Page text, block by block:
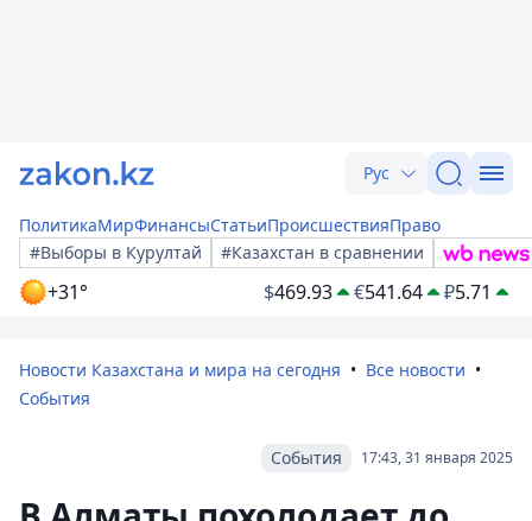
Рус
ПолитикаМирФинансыСтатьиПроисшествияПраво
#Выборы в Курултай
#Казахстан в сравнении
+31° $469.93 €541.64 ₽5.71
Новости Казахстана и мира на сегодня
Все новости
События
17:43, 31 января 2025
События